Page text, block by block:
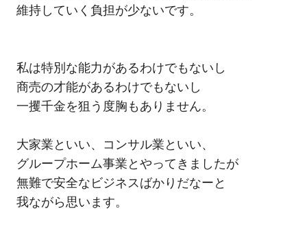
維持していく負担が少ないです。
私は特別な能力があるわけでもないし
商売の才能があるわけでもないし
一攫千金を狙う度胸もありません。
大家業といい、コンサル業といい、
グループホーム事業とやってきましたが
無難で安全なビジネスばかりだなーと
我ながら思います。